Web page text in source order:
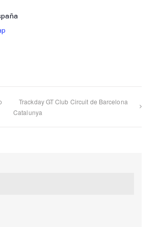
Trackday GT Club Circuit de Barcelona
Catalunya